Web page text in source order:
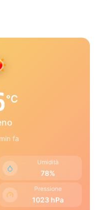
°C
fa
Umidità
78%
Pressione
1023 hPa